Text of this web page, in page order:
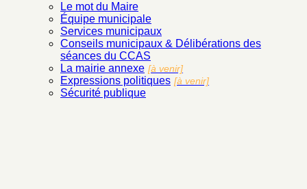
Le mot du Maire
Équipe municipale
Services municipaux
Conseils municipaux & Délibérations des
séances du CCAS
La mairie annexe [à venir]
Expressions politiques [à venir]
Sécurité publique